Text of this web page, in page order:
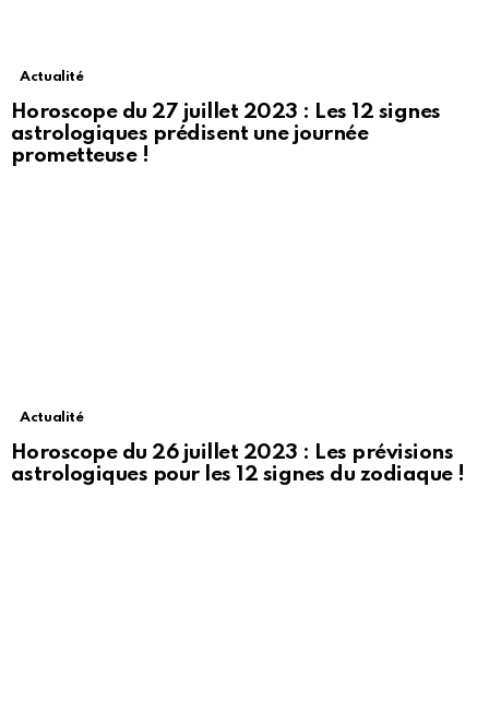
Actualité
Horoscope du 27 juillet 2023 : Les 12 signes
astrologiques prédisent une journée
prometteuse !
Actualité
Horoscope du 26 juillet 2023 : Les prévisions
astrologiques pour les 12 signes du zodiaque !